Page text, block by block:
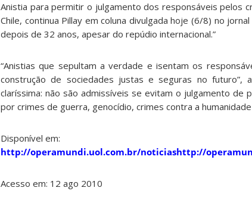
Anistia para permitir o julgamento dos responsáveis pelos
Chile, continua Pillay em coluna divulgada hoje (6/8) no
depois de 32 anos, apesar do repúdio internacional.”
“Anistias que sepultam a verdade e isentam os
construção de sociedades justas e seguras no futuro”,
claríssima: não são admissíveis se evitam o julgamento
por crimes de guerra, genocídio, crimes contra a
Disponível em:
http://operamundi.uol.com.br/noticiashttp://
Acesso em: 12 ago 2010